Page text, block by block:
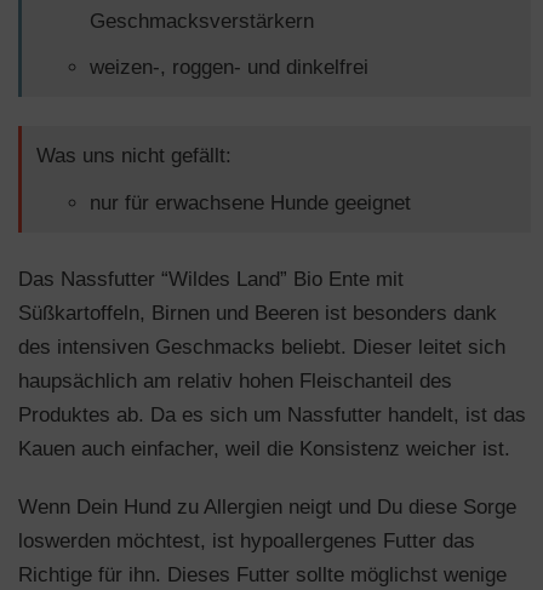
Geschmacksverstärkern
weizen-, roggen- und dinkelfrei
Was uns nicht gefällt:
nur für erwachsene Hunde geeignet
Das Nassfutter “Wildes Land” Bio Ente mit
Süßkartoffeln, Birnen und Beeren ist besonders dank
des intensiven Geschmacks beliebt. Dieser leitet sich
haupsächlich am relativ hohen Fleischanteil des
Produktes ab. Da es sich um Nassfutter handelt, ist das
Kauen auch einfacher, weil die Konsistenz weicher ist.
Wenn Dein Hund zu Allergien neigt und Du diese Sorge
loswerden möchtest, ist hypoallergenes Futter das
Richtige für ihn. Dieses Futter sollte möglichst wenige